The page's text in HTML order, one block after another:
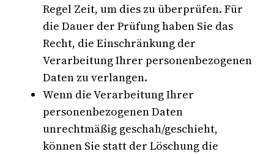
Regel Zeit, um dies zu überprüfen. Für
die Dauer der Prüfung haben Sie das
Recht, die Einschränkung der
Verarbeitung Ihrer personenbezogenen
Daten zu verlangen.
Wenn die Verarbeitung Ihrer
personenbezogenen Daten
unrechtmäßig geschah/geschieht,
können Sie statt der Löschung die